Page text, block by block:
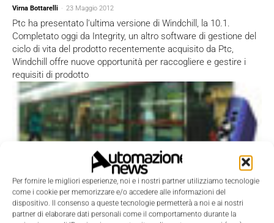
Per fornire le migliori esperienze, noi e i nostri partner utilizziamo tecnologie
come i cookie per memorizzare e/o accedere alle informazioni del
dispositivo. Il consenso a queste tecnologie permetterà a noi e ai nostri
partner di elaborare dati personali come il comportamento durante la
Virna Bottarelli - 23 Maggio 2012
Ptc ha presentato l'ultima versione di Windchill, la 10.1.
Completato oggi da Integrity, un altro software di gestione del
ciclo di vita del prodotto recentemente acquisito da Ptc,
Windchill offre nuove opportunità per raccogliere e gestire i
requisiti di prodotto